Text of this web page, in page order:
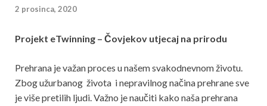
2 prosinca, 2020
Projekt eTwinning – Čovjekov utjecaj na prirodu
Prehrana je važan proces u našem svakodnevnom životu.
Zbog užurbanog života i nepravilnog načina prehrane sve
je više pretilih ljudi. Važno je naučiti kako naša prehrana